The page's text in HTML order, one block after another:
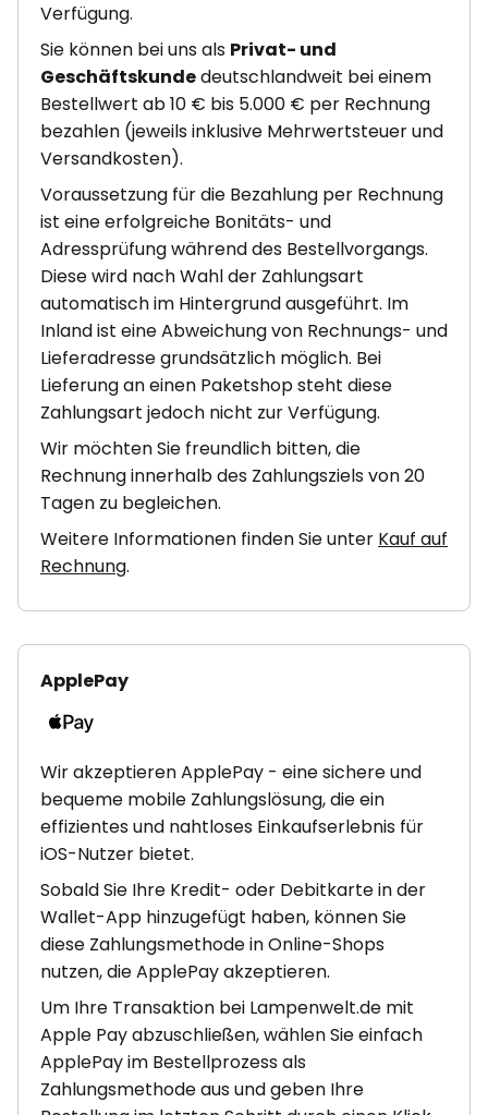
Verfügung.
Sie können bei uns als Privat- und
Geschäftskundedeutschlandweit bei einem
Bestellwert ab 10 € bis 5.000 € per Rechnung
bezahlen (jeweils inklusive Mehrwertsteuer und
Versandkosten).
Voraussetzung für die Bezahlung per Rechnung
ist eine erfolgreiche Bonitäts- und
Adressprüfung während des Bestellvorgangs.
Diese wird nach Wahl der Zahlungsart
automatisch im Hintergrund ausgeführt. Im
Inland ist eine Abweichung von Rechnungs- und
Lieferadresse grundsätzlich möglich. Bei
Lieferung an einen Paketshop steht diese
Zahlungsart jedoch nicht zur Verfügung.
Wir möchten Sie freundlich bitten, die
Rechnung innerhalb des Zahlungsziels von 20
Tagen zu begleichen.
Weitere Informationen finden Sie unter Kauf auf
Rechnung.
ApplePay
Wir akzeptieren ApplePay - eine sichere und
bequeme mobile Zahlungslösung, die ein
effizientes und nahtloses Einkaufserlebnis für
iOS-Nutzer bietet.
Sobald Sie Ihre Kredit- oder Debitkarte in der
Wallet-App hinzugefügt haben, können Sie
diese Zahlungsmethode in Online-Shops
nutzen, die ApplePay akzeptieren.
Um Ihre Transaktion bei Lampenwelt.de mit
Apple Pay abzuschließen, wählen Sie einfach
ApplePay im Bestellprozess als
Zahlungsmethode aus und geben Ihre